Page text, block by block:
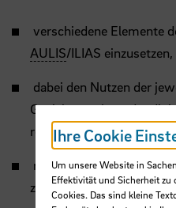
verschiedene Elemente
AULIS/ILIAS einzusetzen,
dabei den Nutzen der
Gesichtspunkten der
reflektieren zu können,
reflektiert die Auswahl
zu können,
Ihre Cookie
Um unsere Website in
Effektivität und Sicherheit
Cookies. Das sind kleine